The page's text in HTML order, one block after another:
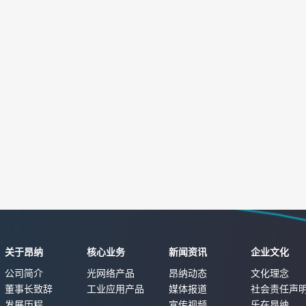
关于昂纳
公司简介
董事长致辞
核心业务
光网络产品
工业应用产品
新闻资讯
昂纳动态
媒体报道
企业文化
文化理念
社会责任声